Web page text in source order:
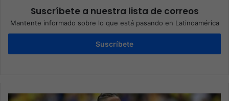
Suscríbete a nuestra lista de correos
Mantente informado sobre lo que está pasando en Latinoamérica
Suscríbete